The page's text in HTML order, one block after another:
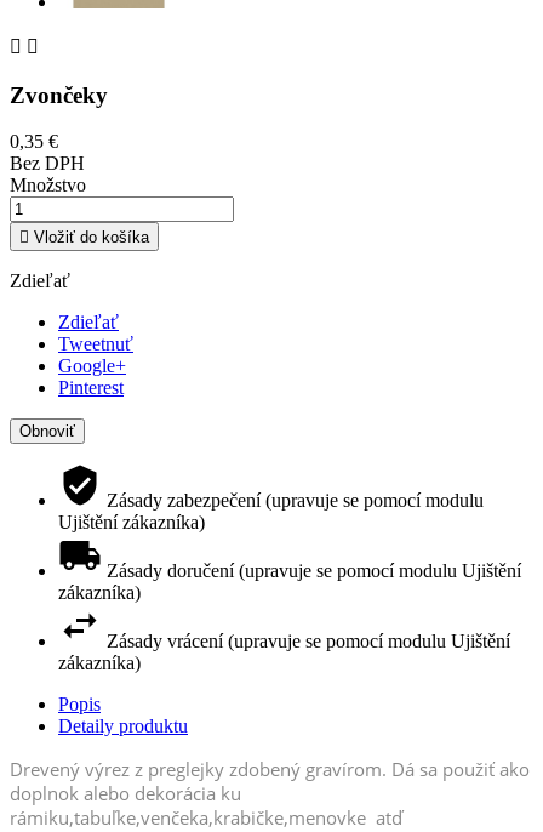
 
Zvončeky
0,35 €
Bez DPH
Množstvo
 Vložiť do košíka
Zdieľať
Zdieľať
Tweetnuť
Google+
Pinterest
Zásady zabezpečení (upravuje se pomocí modulu
Ujištění zákazníka)
Zásady doručení (upravuje se pomocí modulu Ujištění
zákazníka)
Zásady vrácení (upravuje se pomocí modulu Ujištění
zákazníka)
Popis
Detaily produktu
Drevený výrez z preglejky zdobený gravírom. Dá sa použiť ako
doplnok alebo dekorácia ku
rámiku,tabuľke,venčeka,krabičke,menovke atď